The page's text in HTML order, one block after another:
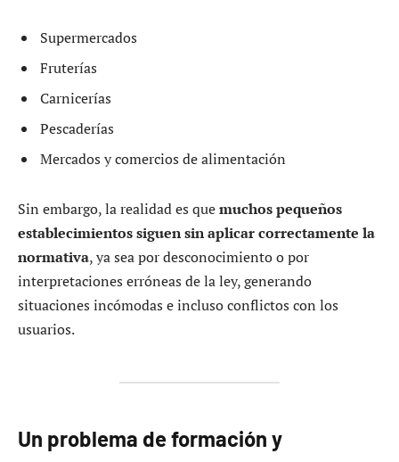
Supermercados
Fruterías
Carnicerías
Pescaderías
Mercados y comercios de alimentación
Sin embargo, la realidad es quemuchos pequeños
establecimientos siguen sin aplicar correctamente la
normativa, ya sea por desconocimiento o por
interpretaciones erróneas de la ley, generando
situaciones incómodas e incluso conflictos con los
usuarios.
Un problema de formación y